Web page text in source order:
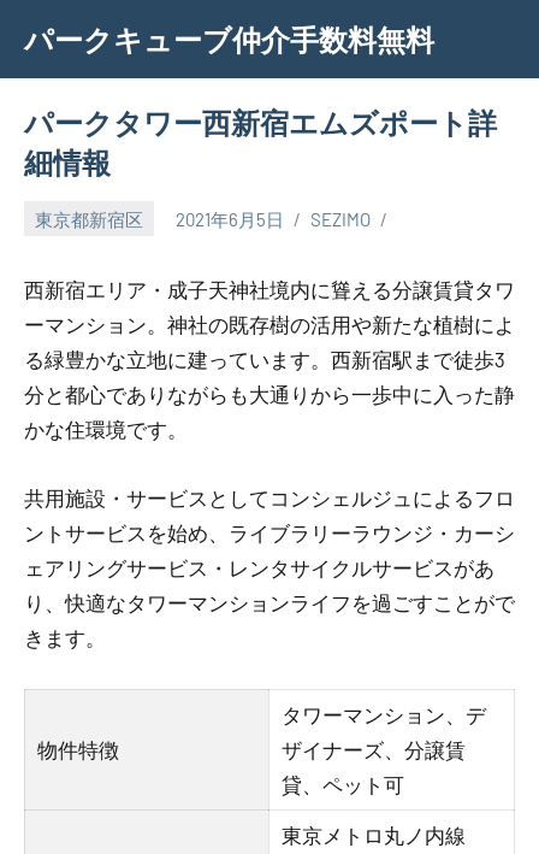
content
パークキューブ仲介手数料無料
パークタワー西新宿エムズポート詳
細情報
東京都新宿区 2021年6月5日 SEZIMO
西新宿エリア・成子天神社境内に聳える分譲賃貸タワ
ーマンション。神社の既存樹の活用や新たな植樹によ
る緑豊かな立地に建っています。西新宿駅まで徒歩3
分と都心でありながらも大通りから一歩中に入った静
かな住環境です。
共用施設・サービスとしてコンシェルジュによるフロ
ントサービスを始め、ライブラリーラウンジ・カーシ
ェアリングサービス・レンタサイクルサービスがあ
り、快適なタワーマンションライフを過ごすことがで
きます。
物件特徴
タワーマンション、デ
ザイナーズ、分譲賃
貸、ペット可
東京メトロ丸ノ内線